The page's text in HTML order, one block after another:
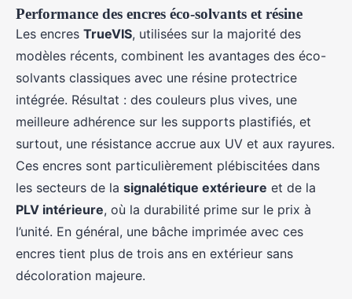
Performance des encres éco-solvants et résine
Les encres TrueVIS, utilisées sur la majorité des
modèles récents, combinent les avantages des éco-
solvants classiques avec une résine protectrice
intégrée. Résultat : des couleurs plus vives, une
meilleure adhérence sur les supports plastifiés, et
surtout, une résistance accrue aux UV et aux rayures.
Ces encres sont particulièrement plébiscitées dans
les secteurs de la signalétique extérieure et de la
PLV intérieure, où la durabilité prime sur le prix à
l’unité. En général, une bâche imprimée avec ces
encres tient plus de trois ans en extérieur sans
décoloration majeure.